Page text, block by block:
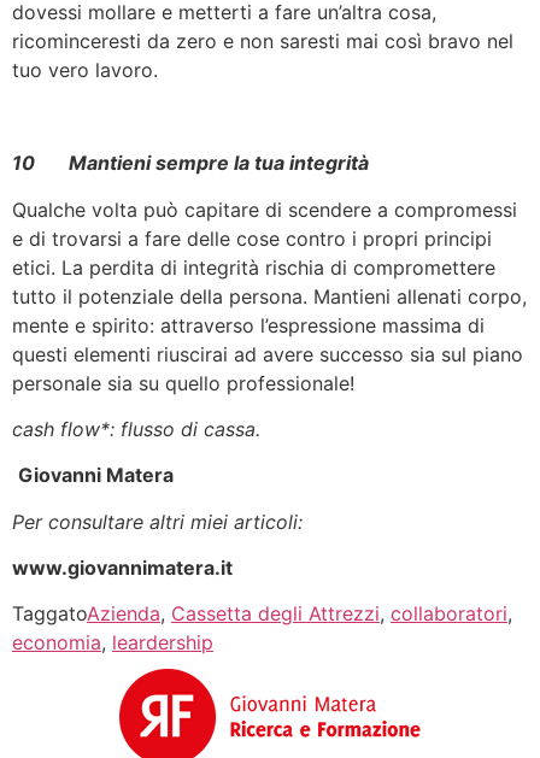
dovessi mollare e metterti a fare un’altra cosa,
ricominceresti da zero e non saresti mai così bravo nel
tuo vero lavoro.
10 Mantieni sempre la tua integrità
Qualche volta può capitare di scendere a compromessi
e di trovarsi a fare delle cose contro i propri principi
etici. La perdita di integrità rischia di compromettere
tutto il potenziale della persona. Mantieni allenati corpo,
mente e spirito: attraverso l’espressione massima di
questi elementi riuscirai ad avere successo sia sul piano
personale sia su quello professionale!
cash flow*: flusso di cassa.
Giovanni Matera
Per consultare altri miei articoli:
www.giovannimatera.it
TaggatoAzienda, Cassetta degli Attrezzi, collaboratori,
economia, leardership